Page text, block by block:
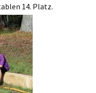
14. Platz.